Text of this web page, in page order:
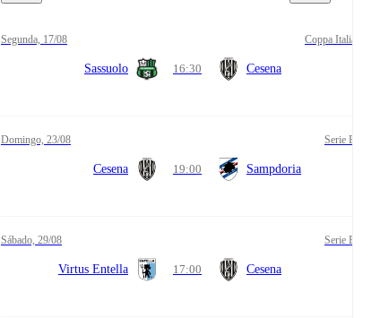
segunda, 17/08 Coppa Italia
Sassuolo 16:30 Cesena
domingo, 23/08 Serie B
Cesena 19:00 Sampdoria
sábado, 29/08 Serie B
Virtus Entella 17:00 Cesena